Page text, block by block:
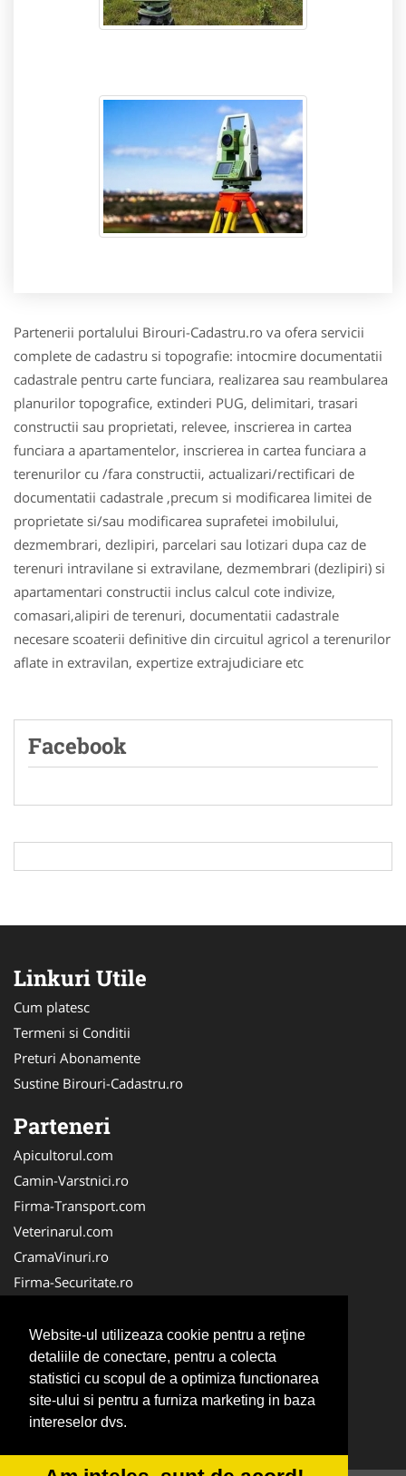
Website-ul utilizeaza cookie pentru a reţine
detaliile de conectare, pentru a colecta
statistici cu scopul de a optimiza functionarea
site-ului si pentru a furniza marketing in baza
intereselor dvs.
Partenerii portalului Birouri-Cadastru.ro va ofera servicii
complete de cadastru si topografie: intocmire documentatii
cadastrale pentru carte funciara, realizarea sau reambularea
planurilor topografice, extinderi PUG, delimitari, trasari
constructii sau proprietati, relevee, inscrierea in cartea
funciara a apartamentelor, inscrierea in cartea funciara a
terenurilor cu /fara constructii, actualizari/rectificari de
documentatii cadastrale ,precum si modificarea limitei de
proprietate si/sau modificarea suprafetei imobilului,
dezmembrari, dezlipiri, parcelari sau lotizari dupa caz de
terenuri intravilane si extravilane, dezmembrari (dezlipiri) si
apartamentari constructii inclus calcul cote indivize,
comasari,alipiri de terenuri, documentatii cadastrale
necesare scoaterii definitive din circuitul agricol a terenurilor
aflate in extravilan, expertize extrajudiciare etc
Facebook
Linkuri Utile
Cum platesc
Termeni si Conditii
Preturi Abonamente
Sustine Birouri-Cadastru.ro
Parteneri
Apicultorul.com
Camin-Varstnici.ro
Firma-Transport.com
Veterinarul.com
CramaVinuri.ro
Firma-Securitate.ro
Service-Reparatii.com
Cardiologul.ro
CentraleBoilere.ro
CentruInchirieri.ro